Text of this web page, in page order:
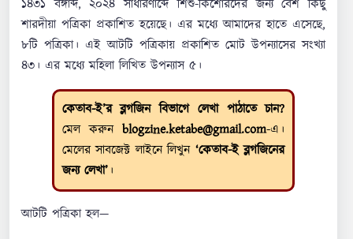
১৪৩১ বঙ্গাব্দ, ২০২৪ সাধারণাব্দে শিশু-কিশোরদের জন্য বেশ কিছু
শারদীয়া পত্রিকা প্রকাশিত হয়েছে। এর মধ্যে আমাদের হাতে এসেছে,
৮টি পত্রিকা। এই আটটি পত্রিকায় প্রকাশিত মোট উপন্যাসের সংখ্যা
৪৩। এর মধ্যে মহিলা লিখিত উপন্যাস ৫।
কেতাব-ই’র ব্লগজিন বিভাগে লেখা পাঠাতে চান?
মেল করুনblogzine.ketabe@gmail.com-এ।
মেলের সাবজেক্ট লাইনে লিখুন ‘কেতাব-ই ব্লগজিনের
জন্য লেখা’।
আটটি পত্রিকা হল—